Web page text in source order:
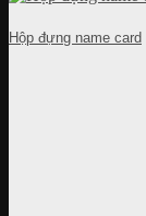
Hộp đựng name card